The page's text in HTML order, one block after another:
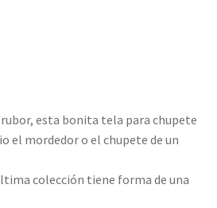
esta bonita tela para chupete
el mordedor o el chupete de un
colección tiene forma de una